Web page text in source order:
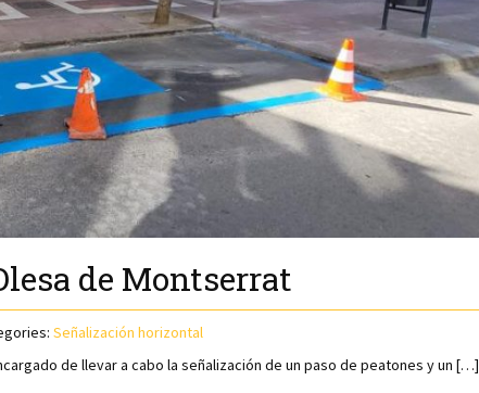
de Montserrat
Señalización horizontal
de llevar a cabo la señalización de un paso de peatones y un […]